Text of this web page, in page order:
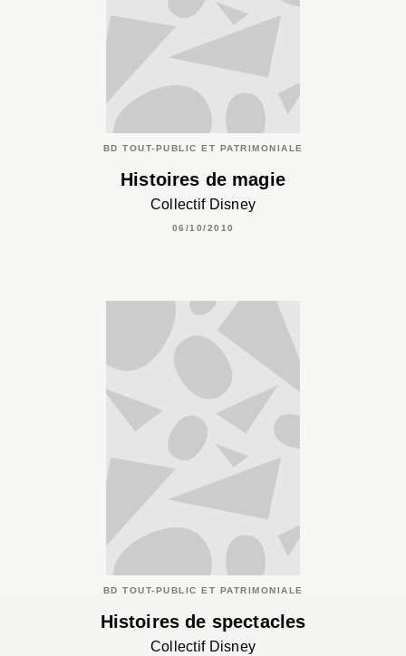
BD TOUT-PUBLIC ET PATRIMONIALE
Histoires de magie
Collectif Disney
06/10/2010
BD TOUT-PUBLIC ET PATRIMONIALE
Histoires de spectacles
Collectif Disney